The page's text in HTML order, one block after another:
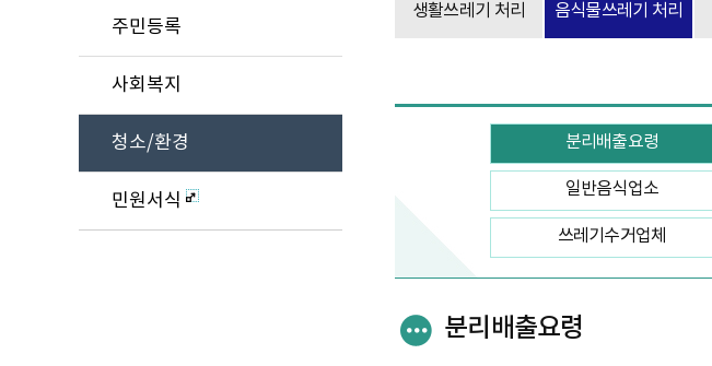
주민등록
사회복지
청소/환경
민원서식
생활쓰레기 처리 음식물쓰레기 처리
분리배출요령
일반음식업소
쓰레기수거업체
분리배출요령